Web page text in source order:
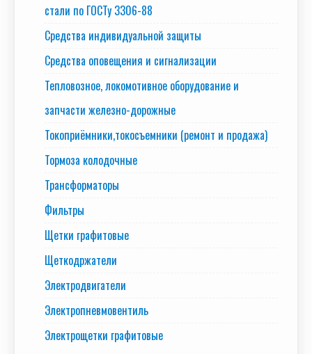
стали по ГОСТу 3306-88
Средства индивидуальной защиты
Средства оповещения и сигнализации
Тепловозное, локомотивное оборудование и
запчасти железно-дорожные
Токоприёмники,токосъемники (ремонт и продажа)
Тормоза колодочные
Трансформаторы
Фильтры
Щетки графитовые
Щеткодржатели
Электродвигатели
Электропневмовентиль
Электрощетки графитовые